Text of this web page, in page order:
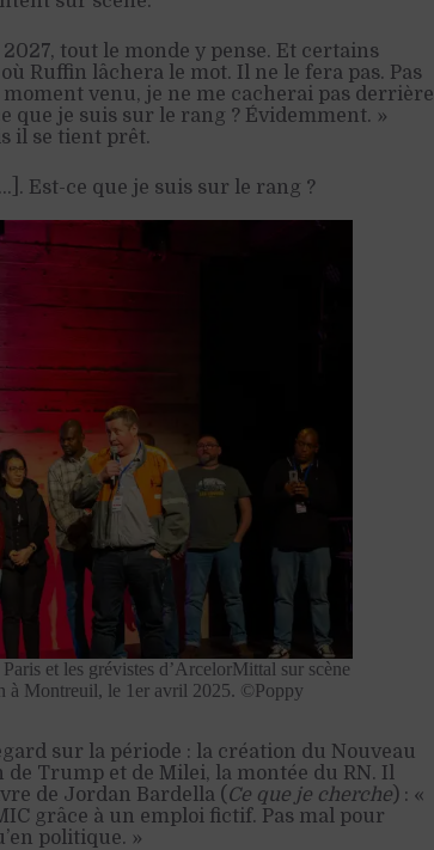
tout le monde y pense. Et certains
Ruffin lâchera le mot. Il ne le fera pas. Pas
venu, je ne me cacherai pas derrière
que je suis sur le rang ? Évidemment. »
il se tient prêt.
Est-ce que je suis sur le rang ?
et les grévistes d’ArcelorMittal sur scène
à Montreuil, le 1er avril 2025. ©Poppy
sur la période : la création du Nouveau
Trump et de Milei, la montée du RN. Il
de Jordan Bardella ( Ce que je cherche) : «
grâce à un emploi fictif. Pas mal pour
politique. »